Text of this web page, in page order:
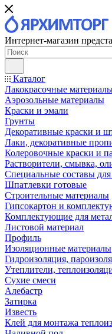
Интернет-магазин
Каталог
Лакокрасочные
Аэрозольные материалы
Краски и эмали
Грунты
Декоративные краски и
Лаки, декоративные
Колеровочные краски и
Растворители, смывка,
Специальные составы
Шпатлевки готовые
Строительные материалы
Гипсокартон и
Комплектующие для
Листовой материал
Профиль
Изоляционные материалы
Гидроизоляция,
Утеплители,
Сухие смеси
Алебастр
Затирка
Известь
Клей для монтажа